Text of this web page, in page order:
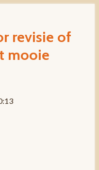
revisie of
mooie